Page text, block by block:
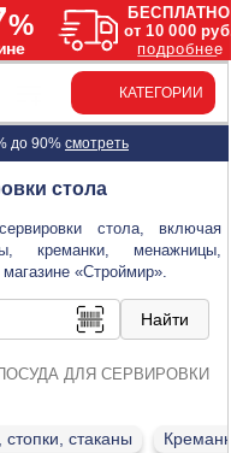
КАТЕГОРИИ
до 90% смотреть
стола
стола, включая
креманки, менажницы,
«Строймир».
ДЛЯ СЕРВИРОВКИ
стаканы